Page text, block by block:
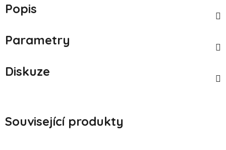
Popis
Parametry
Diskuze
Související produkty